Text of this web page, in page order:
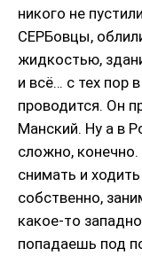
никого не
СЕРБовцы,
жидкостью,
и всё… с тех пор
проводится. Он
Манский. Ну а в
сложно,
снимать и
собственно,
какое-то
попадаешь под